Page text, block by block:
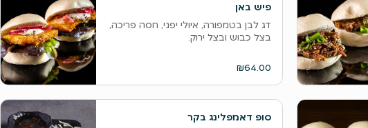
פיש באן
דג לבן בטמפורה, איולי יפני, חסה פריכה,
בצל כבוש ובצל ירוק.
₪64.00
סופ דאמפלינג בקר